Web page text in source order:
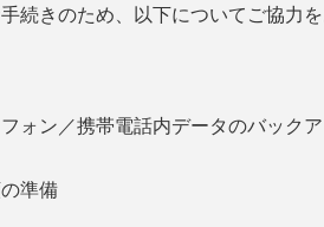
続きのため、以下についてご協力を
ォン／携帯電話内データのバック
準備